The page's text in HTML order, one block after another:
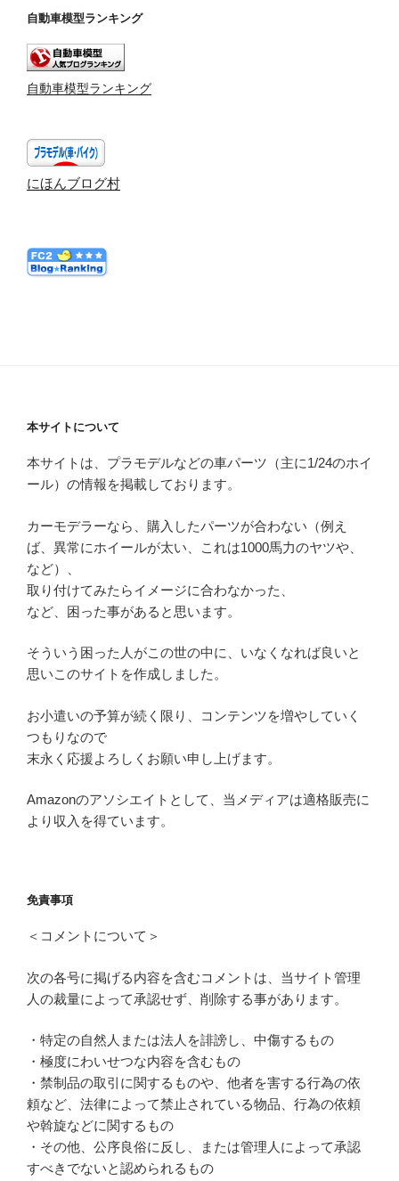
自動車模型ランキング
自動車模型ランキング
にほんブログ村
本サイトについて
本サイトは、プラモデルなどの車パーツ（主に1/24のホイ
ール）の情報を掲載しております。
カーモデラーなら、購入したパーツが合わない（例え
ば、異常にホイールが太い、これは1000馬力のヤツや、
など）、
取り付けてみたらイメージに合わなかった、
など、困った事があると思います。
そういう困った人がこの世の中に、いなくなれば良いと
思いこのサイトを作成しました。
お小遣いの予算が続く限り、コンテンツを増やしていく
つもりなので
末永く応援よろしくお願い申し上げます。
Amazonのアソシエイトとして、当メディアは適格販売に
より収入を得ています。
免責事項
＜コメントについて＞
次の各号に掲げる内容を含むコメントは、当サイト管理
人の裁量によって承認せず、削除する事があります。
・特定の自然人または法人を誹謗し、中傷するもの
・極度にわいせつな内容を含むもの
・禁制品の取引に関するものや、他者を害する行為の依
頼など、法律によって禁止されている物品、行為の依頼
や斡旋などに関するもの
・その他、公序良俗に反し、または管理人によって承認
すべきでないと認められるもの